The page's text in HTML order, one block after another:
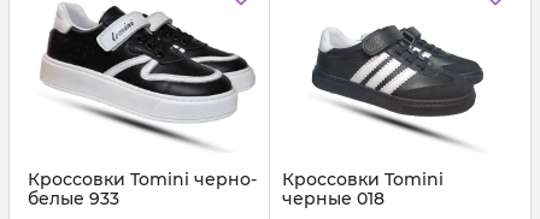
Кроссовки Tomini черно-
белые 933
Кроссовки Tomini
черные 018